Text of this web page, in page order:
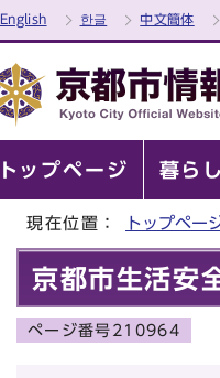
English 한글 中文簡体
トップページ 暮ら
現在位置： トップペー
京都市生活安
ページ番号210964